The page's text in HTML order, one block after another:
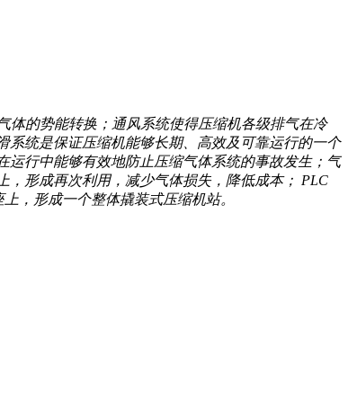
体的势能转换；通风系统使得压缩机各级排气在冷
统是保证压缩机能够长期、高效及可靠运行的一个
行中能够有效地防止压缩气体系统的事故发生；气
形成再次利用，减少气体损失，降低成本； PLC
，形成一个整体撬装式压缩机站。